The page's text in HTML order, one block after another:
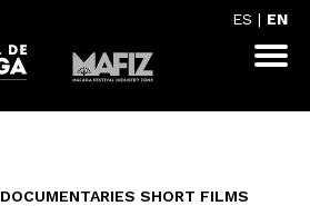
ES | EN
DOCUMENTARIES SHORT FILMS